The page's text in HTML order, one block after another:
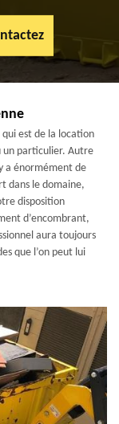
est de la location
un particulier. Autre
a énormément de
dans le domaine,
disposition
d’encombrant,
aura toujours
que l’on peut lui